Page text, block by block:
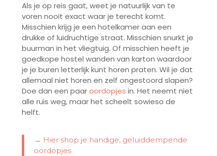
Als je op reis gaat, weet je natuurlijk van te
voren nooit exact waar je terecht komt.
Misschien krijg je een hotelkamer aan een
drukke of luidruchtige straat. Misschien snurkt je
buurman in het vliegtuig. Of misschien heeft je
goedkope hostel wanden van karton waardoor
je je buren letterlijk kunt horen praten. Wil je dat
allemaal niet horen en zelf ongestoord slapen?
Doe dan een paaroordopjes in. Het neemt niet
alle ruis weg, maar het scheelt sowieso de
helft.
→ Hier shop je handige, geluiddempende
oordopjes